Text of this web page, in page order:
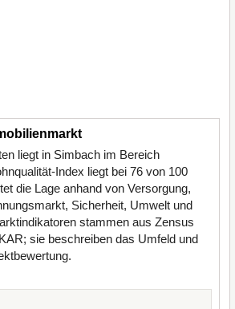
liegt in Simbach im Bereich
Index liegt bei 76 von 100
die Lage anhand von Versorgung,
Sicherheit, Umwelt und
stammen aus Zensus
sie beschreiben das Umfeld und